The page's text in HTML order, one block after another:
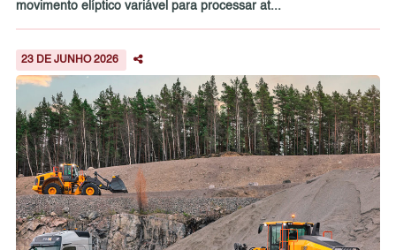
movimento elíptico variável para processar at...
23 DE JUNHO 2026